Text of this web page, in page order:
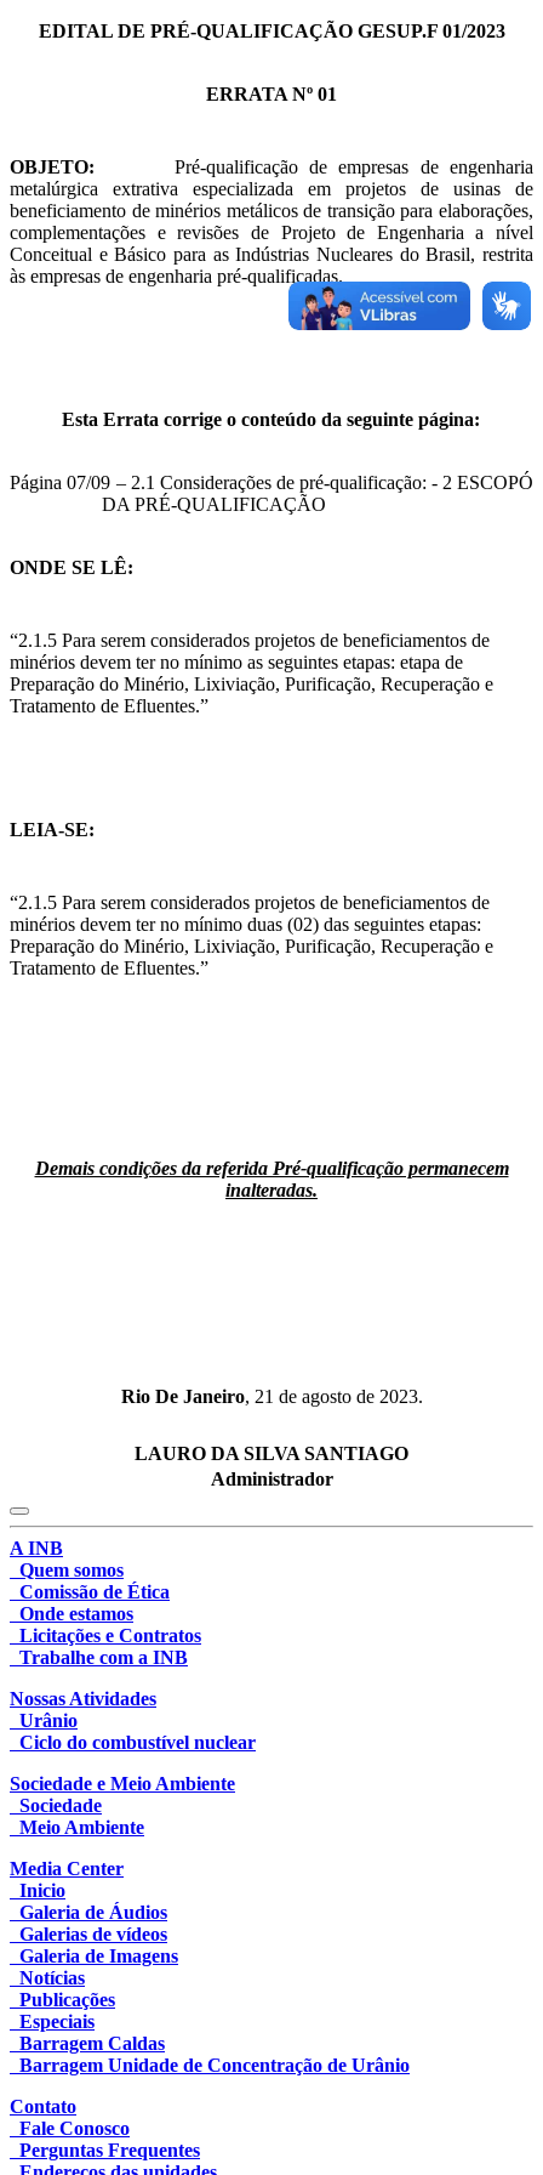
EDITAL DE PRÉ-QUALIFICAÇÃO GESUP.F 01/2023
ERRATA Nº 01
OBJETO: Pré-qualificação de empresas de engenharia
metalúrgica extrativa especializada em projetos de usinas de
beneficiamento de minérios metálicos de transição para elaborações,
complementações e revisões de Projeto de Engenharia a nível
Conceitual e Básico para as Indústrias Nucleares do Brasil, restrita
às empresas de engenharia pré-qualificadas.
Esta Errata corrige o conteúdo da seguinte página:
Página 07/09 – 2.1 Considerações de pré-qualificação: - 2 ESCOPÓ
DA PRÉ-QUALIFICAÇÃO
ONDE SE LÊ:
“2.1.5 Para serem considerados projetos de beneficiamentos de
minérios devem ter no mínimo as seguintes etapas: etapa de
Preparação do Minério, Lixiviação, Purificação, Recuperação e
Tratamento de Efluentes.”
LEIA-SE:
“2.1.5 Para serem considerados projetos de beneficiamentos de
minérios devem ter no mínimo duas (02) das seguintes etapas:
Preparação do Minério, Lixiviação, Purificação, Recuperação e
Tratamento de Efluentes.”
Demais condições da referida Pré-qualificação permanecem
inalteradas.
Rio De Janeiro, 21 de agosto de 2023.
LAURO DA SILVA SANTIAGO
Administrador
A INB
Quem somos
Comissão de Ética
Onde estamos
Licitações e Contratos
Trabalhe com a INB
Nossas Atividades
Urânio
Ciclo do combustível nuclear
Sociedade e Meio Ambiente
Sociedade
Meio Ambiente
Media Center
Inicio
Galeria de Áudios
Galerias de vídeos
Galeria de Imagens
Notícias
Publicações
Especiais
Barragem Caldas
Barragem Unidade de Concentração de Urânio
Contato
Fale Conosco
Perguntas Frequentes